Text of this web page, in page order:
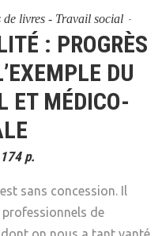
de livres - Travail social
: PROGRÈS
DU
ET MÉDICO-
p.
sans concession. Il
de